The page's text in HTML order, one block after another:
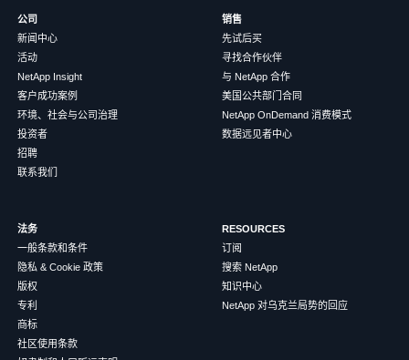
公司
新闻中心
活动
NetApp Insight
客户成功案例
环境、社会与公司治理
投资者
招聘
联系我们
销售
先试后买
寻找合作伙伴
与 NetApp 合作
美国公共部门合同
NetApp OnDemand 消费模式
数据远见者中心
法务
一般条款和条件
隐私 & Cookie 政策
版权
专利
商标
社区使用条款
RESOURCES
订阅
搜索 NetApp
知识中心
NetApp 对乌克兰局势的回应